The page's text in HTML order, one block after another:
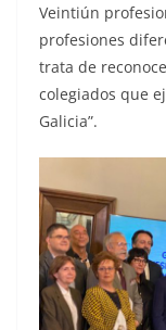
Veintiún
profesiones
trata de
colegiados que
Galicia”.